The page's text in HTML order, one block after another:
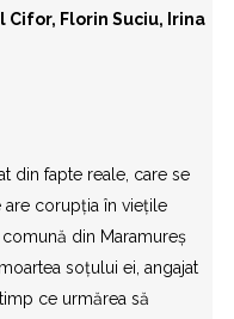
Cifor, Florin Suciu, Irina
din fapte reale, care se
corupția în viețile
din Maramureș
soțului ei, angajat
ce urmărea să